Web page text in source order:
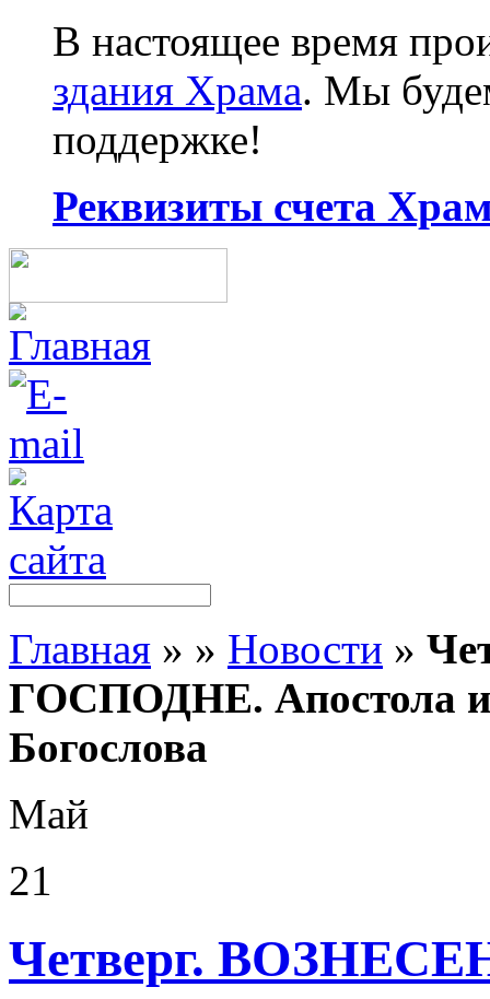
В настоящее время
здания Храма. Мы
поддержке!
Реквизиты счета
Главная » » Новости »
ГОСПОДНЕ. Апостола и
Богослова
Май
21
Четверг.